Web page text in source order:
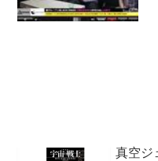
真空ジ